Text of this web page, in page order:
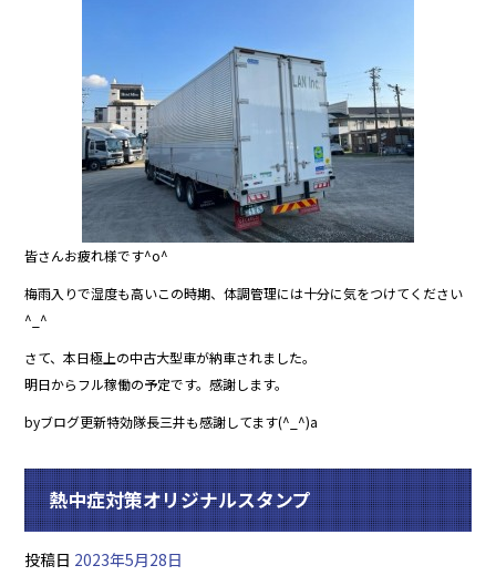
皆さんお疲れ様です^o^
梅雨入りで湿度も高いこの時期、体調管理には十分に気をつけてください
^_^
さて、本日極上の中古大型車が納車されました。
明日からフル稼働の予定です。感謝します。
byブログ更新特効隊長三井も感謝してます(^_^)a
熱中症対策オリジナルスタンプ
投稿日 2023年5月28日